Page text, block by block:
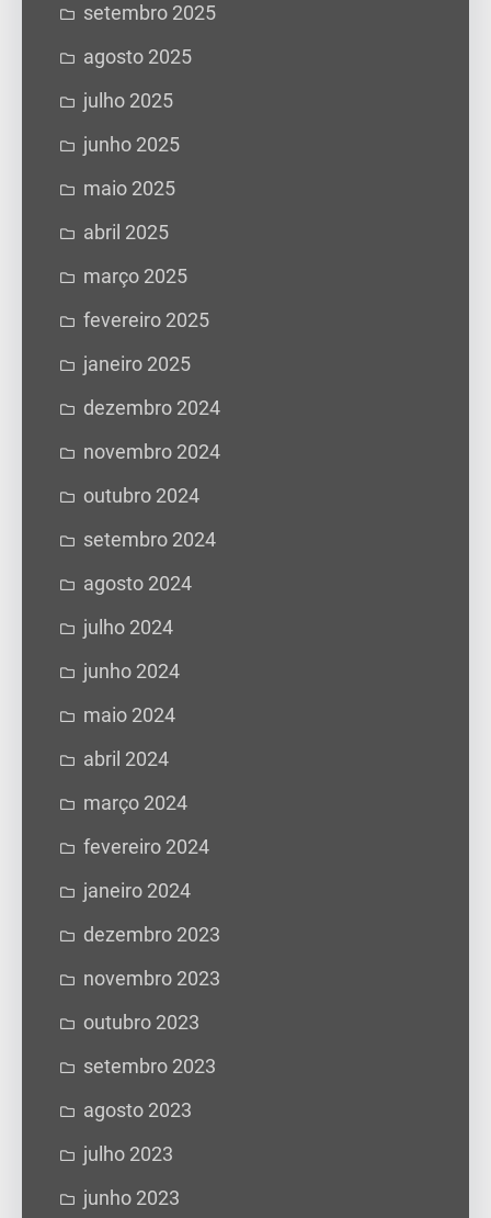
setembro 2025
agosto 2025
julho 2025
junho 2025
maio 2025
abril 2025
março 2025
fevereiro 2025
janeiro 2025
dezembro 2024
novembro 2024
outubro 2024
setembro 2024
agosto 2024
julho 2024
junho 2024
maio 2024
abril 2024
março 2024
fevereiro 2024
janeiro 2024
dezembro 2023
novembro 2023
outubro 2023
setembro 2023
agosto 2023
julho 2023
junho 2023